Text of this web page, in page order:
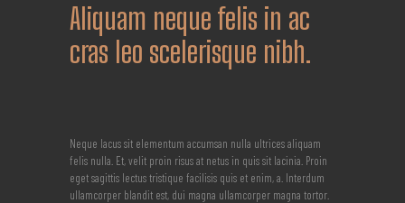
Aliquam neque felis in ac
cras leo scelerisque nibh.
Neque lacus sit elementum accumsan nulla ultrices aliquam
felis nulla. Et, velit proin risus at netus in quis sit lacinia. Proin
eget sagittis lectus tristique facilisis quis et enim, a. Interdum
ullamcorper blandit est, dui magna ullamcorper magna tortor.